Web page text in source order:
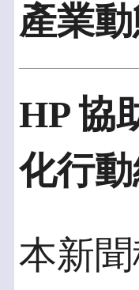
產業
HP 協
化行
本新聞